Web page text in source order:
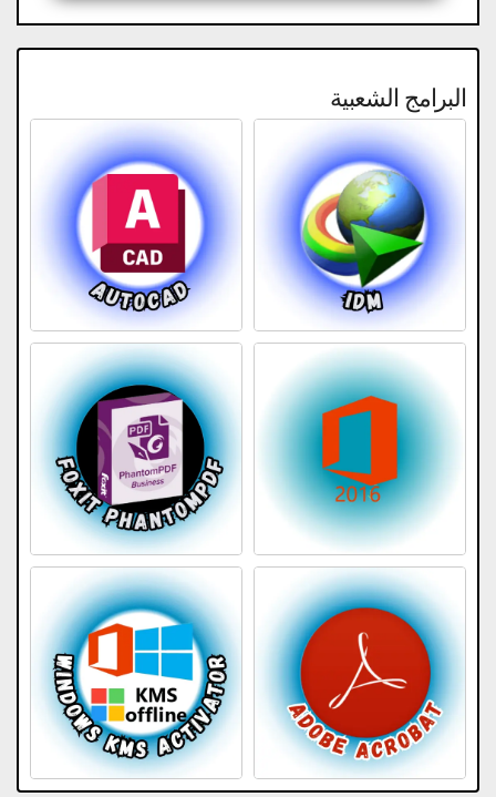
البرامج الشعبية